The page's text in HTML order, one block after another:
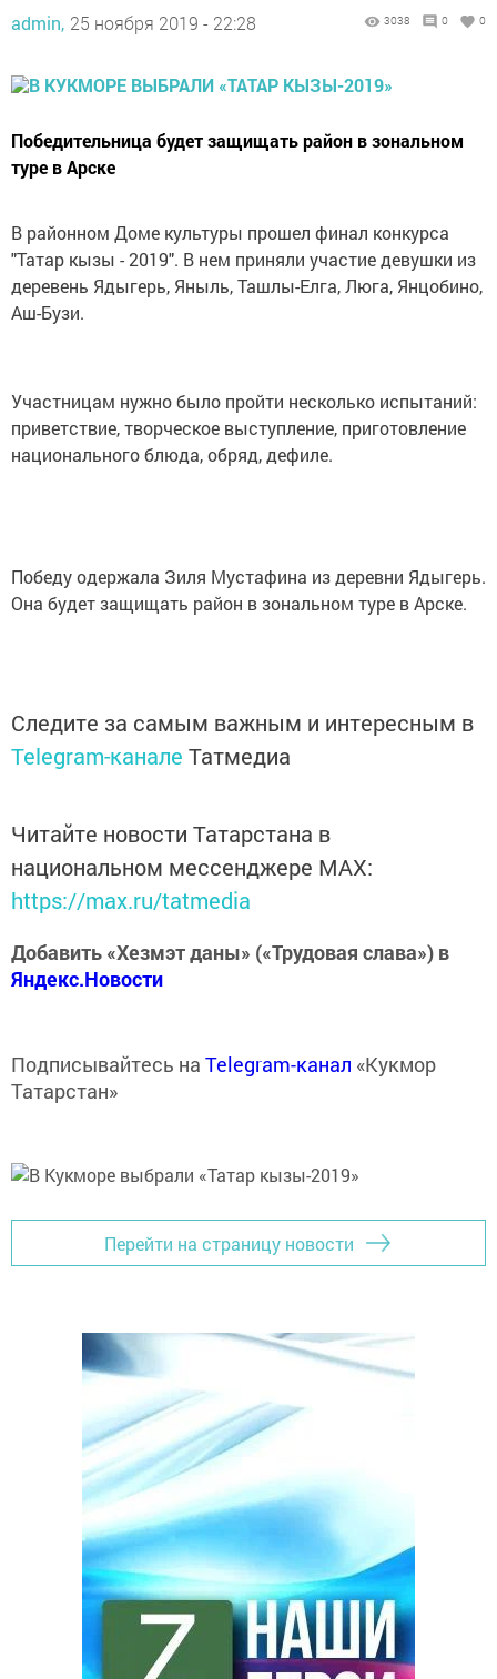
admin, 25 ноября 2019 - 22:28 3038 0 0
Победительница будет защищать район в зональном
туре в Арске
В районном Доме культуры прошел финал конкурса
"Татар кызы - 2019". В нем приняли участие девушки из
деревень Ядыгерь, Яныль, Ташлы-Елга, Люга, Янцобино,
Аш-Бузи.
Участницам нужно было пройти несколько испытаний:
приветствие, творческое выступление, приготовление
национального блюда, обряд, дефиле.
Победу одержала Зиля Мустафина из деревни Ядыгерь.
Она будет защищать район в зональном туре в Арске.
Следите за самым важным и интересным в
Telegram-канале Татмедиа
Читайте новости Татарстана в
национальном мессенджере MАХ:
https://max.ru/tatmedia
Добавить «Хезмэт даны» («Трудовая слава») в
Яндекс.Новости
Подписывайтесь на Telegram-канал «Кукмор
Татарстан»
Перейти на страницу новости